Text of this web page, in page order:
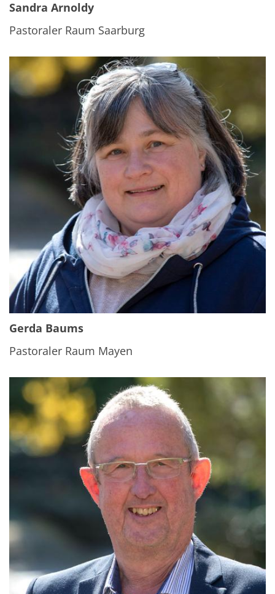
Sandra Arnoldy
Pastoraler Raum Saarburg
Gerda Baums
Pastoraler Raum Mayen